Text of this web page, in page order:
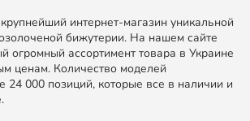
интернет-магазин уникальной
бижутерии. На нашем сайте
огромный ассортимент товара в Украине
ценам. Количество моделей
24 000 позиций, которые все в наличии и